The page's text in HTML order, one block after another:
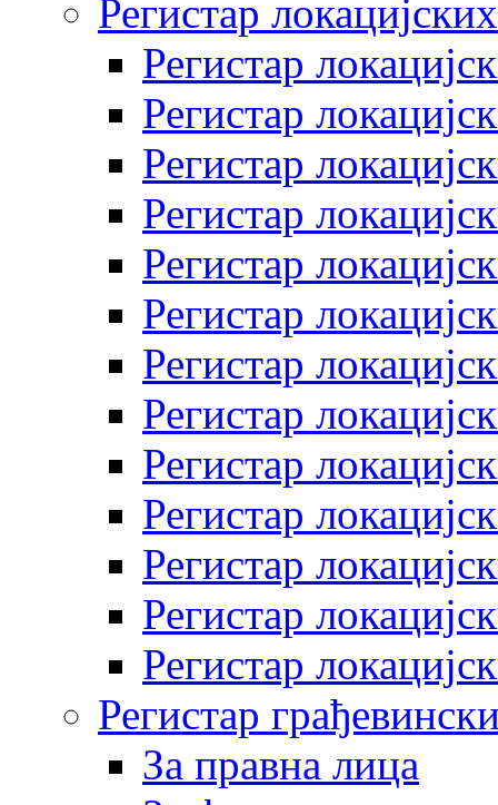
Регистар
Регистар
Регистар
Регистар
Регистар
Регистар
Регистар
Регистар
Регистар
Регистар
Регистар
Регистар
Регистар
Регистар
Регистар
За правна лица